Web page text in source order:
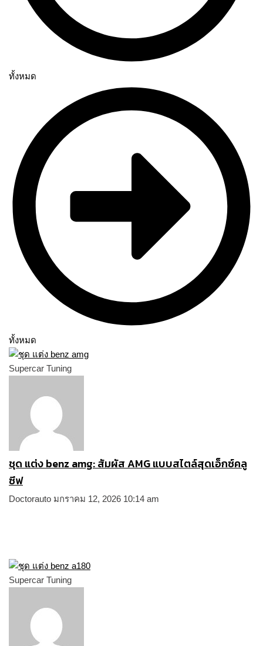
ทั้งหมด
ทั้งหมด
Supercar Tuning
ชุด แต่ง benz amg: สัมผัส AMG แบบสไตล์สุดเอ็กซ์คลู
ซีฟ
Doctorauto มกราคม 12, 2026 10:14 am
Supercar Tuning